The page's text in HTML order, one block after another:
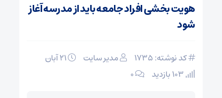
هویت بخشی افراد جامعه باید از مدرسه آغاز
شود
کد نوشته: 1735 مدیر سایت
۰